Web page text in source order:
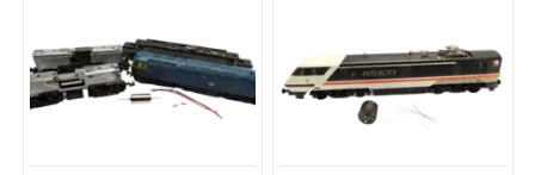
50, 52, 55, 56, 57, 91, AEC
Railcar
Class 86, Class 90, Class
91 , Class 110, Class 253 ,
Class 370 en andere
BO-BO locomotieven